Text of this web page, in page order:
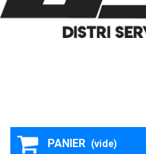
PANIER (vide)